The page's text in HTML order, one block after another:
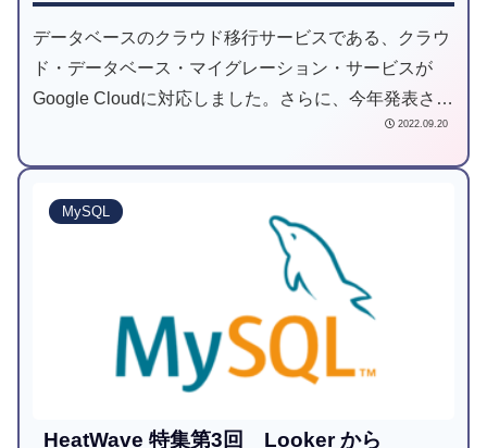
データベースのクラウド移行サービスである、クラウ
ド・データベース・マイグレーション・サービスが
Google Cloudに対応しました。さらに、今年発表され
たAlloyDBにも対応しています。今回はAlloyDBにつ
2022.09.20
MySQL
HeatWave 特集第3回 Looker から